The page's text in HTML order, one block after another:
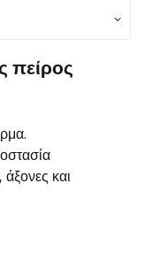
πείρος
και